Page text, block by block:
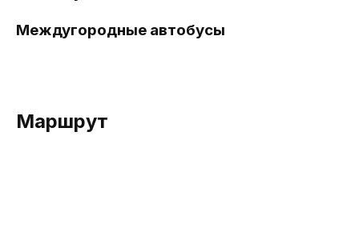
Междугородные автобусы
Маршрут